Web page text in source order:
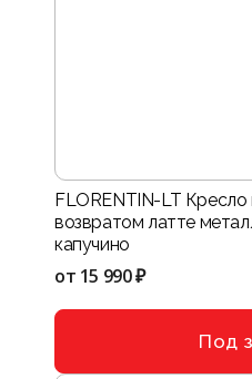
FLORENTIN-LT
возвратом латте
капучино
от 15 990 ₽
Под